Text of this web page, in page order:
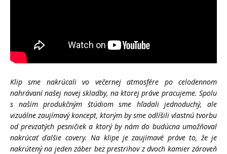
Klip sme nakrúcali vo večernej atmosfére po celodennom
nahrávaní našej novej skladby, na ktorej práve pracujeme. Spolu
s naším produkčným štúdiom sme hľadali jednoduchý, ale
vizuálne zaujímavý koncept, ktorým by sme odlíšili vlastnú tvorbu
od prevzatých pesničiek a ktorý by nám do budúcna umožňoval
nakrúcať ďalšie covery. Na klipe je zaujímavé práve to, že je
nakrútený na jeden záber bez prestrihov z dvoch kamier zároveň